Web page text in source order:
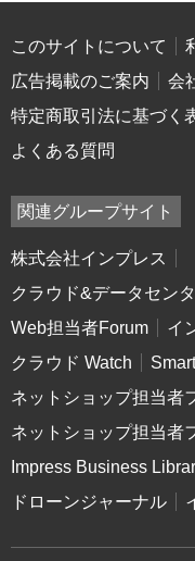
このサイトについて
広告掲載のご案内
会
特定商取引法に基づく
よくある質問
関連グループサイト
株式会社インプレス
クラウド&データセン
Web担当者Forum
イ
クラウド Watch
ネットショップ担当者
ネットショップ担当者
Impress Business
ドローンジャーナル